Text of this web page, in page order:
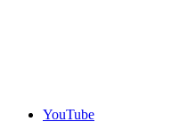
YouTube